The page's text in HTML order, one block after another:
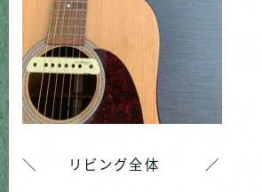
＼ リビング全体 ／